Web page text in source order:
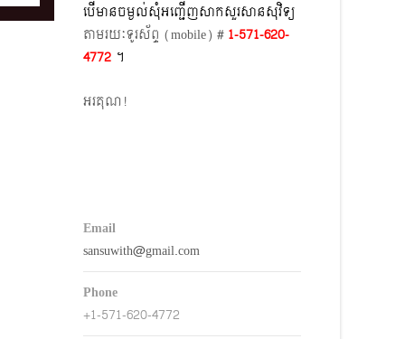
បើមានចម្ងល់​សុំអញ្ជើញសាកសួរសានសុវិទ្យ
តាមរយៈទូរស័ព្ទ​ (mobile)​ # 1-571-620-
4772​ ។
អរគុណ!
Email
sansuwith@gmail.com
Phone
+1-571-620-4772